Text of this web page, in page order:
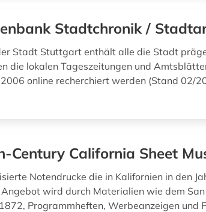
Stadtchronik /
Stadt Stuttgart enthält alle die Stadt
die lokalen Tageszeitungen und
online recherchiert werden (Stand 02/
Century California Sheet
Notendrucke die in Kalifornien in den
wird durch Materialien wie dem San
Programmheften, Werbeanzeigen und